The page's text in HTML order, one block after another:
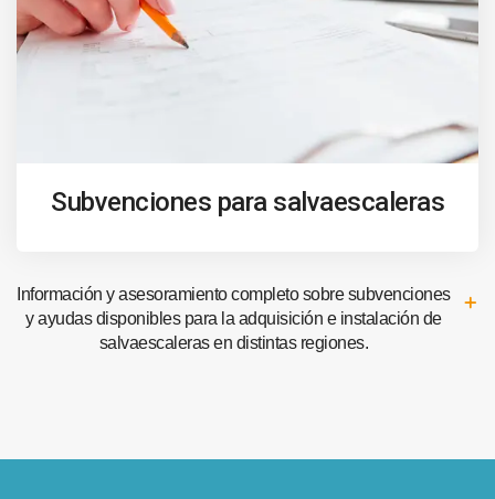
Subvenciones para salvaescaleras
Información y asesoramiento completo sobre subvenciones
y ayudas disponibles para la adquisición e instalación de
salvaescaleras en distintas regiones.